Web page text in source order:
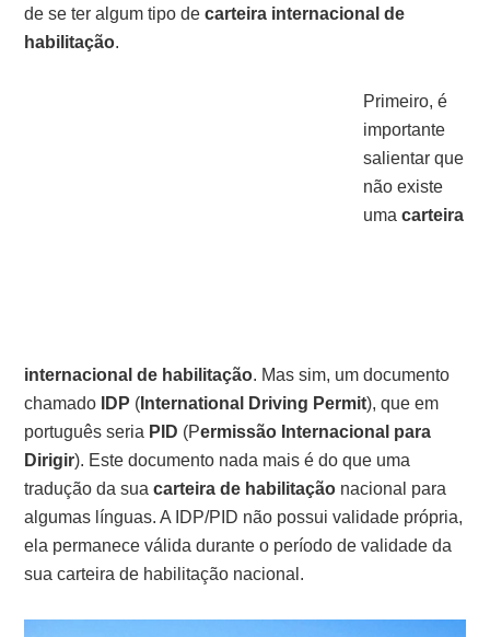
de se ter algum tipo decarteira internacional de
habilitação.
Primeiro, é
importante
salientar que
não existe
umacarteira
internacional de habilitação. Mas sim, um documento
chamado
IDP ( International Driving Permit), que em
português seria PID (Permissão Internacional para
Dirigir). Este documento nada mais é do que uma
tradução da suacarteira de habilitação nacional para
algumas línguas. A IDP/PID não possui validade própria,
ela permanece válida durante o período de validade da
sua carteira de habilitação nacional.